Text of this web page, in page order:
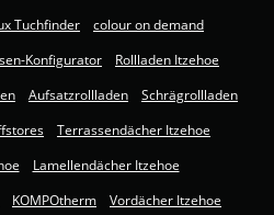
Tuchfinder
colour on demand
Konfigurator
Rollladen Itzehoe
Aufsatzrollladen
Schrägrollladen
Terrassendächer Itzehoe
Lamellendächer Itzehoe
KOMPOtherm
Vordächer Itzehoe